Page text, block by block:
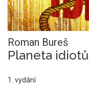
Roman Bureš
Planeta idiotů
1. vydání